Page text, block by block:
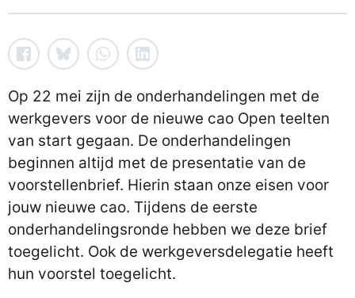
Op 22 mei zijn de onderhandelingen met de
werkgevers voor de nieuwe cao Open teelten
van start gegaan. De onderhandelingen
beginnen altijd met de presentatie van de
voorstellenbrief. Hierin staan onze eisen voor
jouw nieuwe cao. Tijdens de eerste
onderhandelingsronde hebben we deze brief
toegelicht. Ook de werkgeversdelegatie heeft
hun voorstel toegelicht.